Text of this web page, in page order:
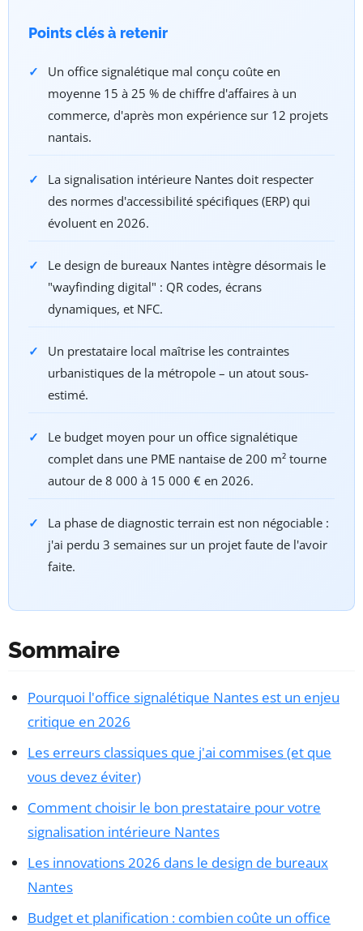
Points clés à retenir
Un office signalétique mal conçu coûte en
moyenne 15 à 25 % de chiffre d'affaires à un
commerce, d'après mon expérience sur 12 projets
nantais.
La signalisation intérieure Nantes doit respecter
des normes d'accessibilité spécifiques (ERP) qui
évoluent en 2026.
Le design de bureaux Nantes intègre désormais le
"wayfinding digital" : QR codes, écrans
dynamiques, et NFC.
Un prestataire local maîtrise les contraintes
urbanistiques de la métropole – un atout sous-
estimé.
Le budget moyen pour un office signalétique
complet dans une PME nantaise de 200 m² tourne
autour de 8 000 à 15 000 € en 2026.
La phase de diagnostic terrain est non négociable :
j'ai perdu 3 semaines sur un projet faute de l'avoir
faite.
Sommaire
Pourquoi l'office signalétique Nantes est un enjeu
critique en 2026
Les erreurs classiques que j'ai commises (et que
vous devez éviter)
Comment choisir le bon prestataire pour votre
signalisation intérieure Nantes
Les innovations 2026 dans le design de bureaux
Nantes
Budget et planification : combien coûte un office